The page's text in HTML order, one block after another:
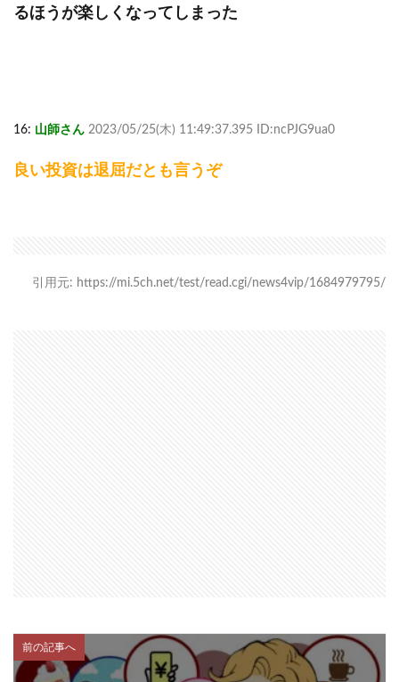
るほうが楽しくなってしまった
16: 山師さん 2023/05/25(木) 11:49:37.395 ID:ncPJG9ua0
良い投資は退屈だとも言うぞ
引用元: https://mi.5ch.net/test/read.cgi/news4vip/1684979795/
前の記事へ